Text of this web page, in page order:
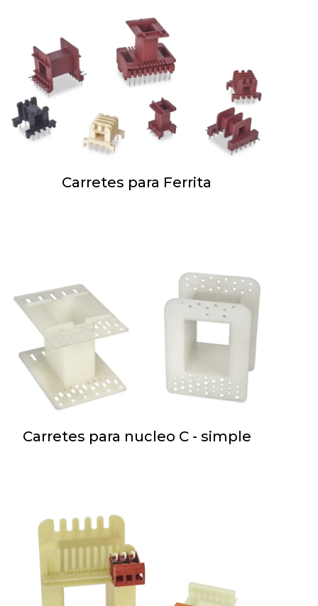
Carretes para Ferrita
Carretes para nucleo C - simple